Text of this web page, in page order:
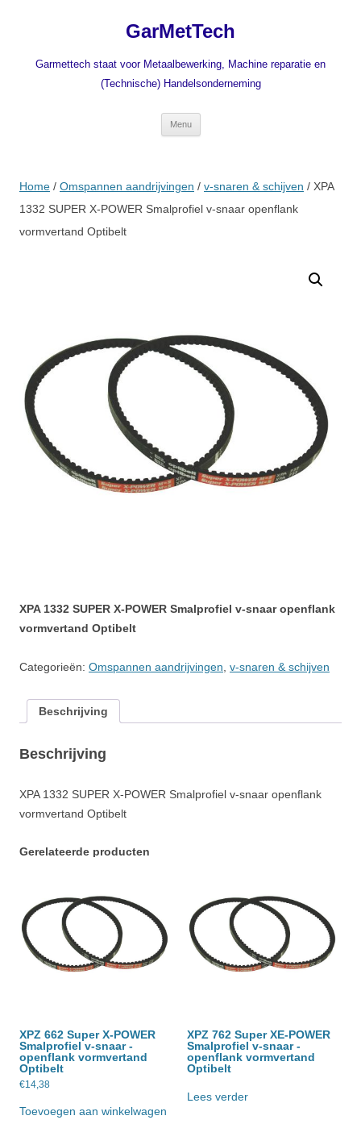
GarMetTech
Garmettech staat voor Metaalbewerking, Machine reparatie en
(Technische) Handelsonderneming
Menu
Home / Omspannen aandrijvingen / v-snaren & schijven / XPA
1332 SUPER X-POWER Smalprofiel v-snaar openflank
vormvertand Optibelt
XPA 1332 SUPER X-POWER Smalprofiel v-snaar openflank
vormvertand Optibelt
Categorieën: Omspannen aandrijvingen v-snaren & schijven
Beschrijving
Beschrijving
XPA 1332 SUPER X-POWER Smalprofiel v-snaar openflank
vormvertand Optibelt
Gerelateerde producten
XPZ 662 Super X-POWER
Smalprofiel v-snaar -
openflank vormvertand
Optibelt
€14,38
Toevoegen aan winkelwagen
XPZ 762 Super XE-POWER
Smalprofiel v-snaar -
openflank vormvertand
Optibelt
Lees verder